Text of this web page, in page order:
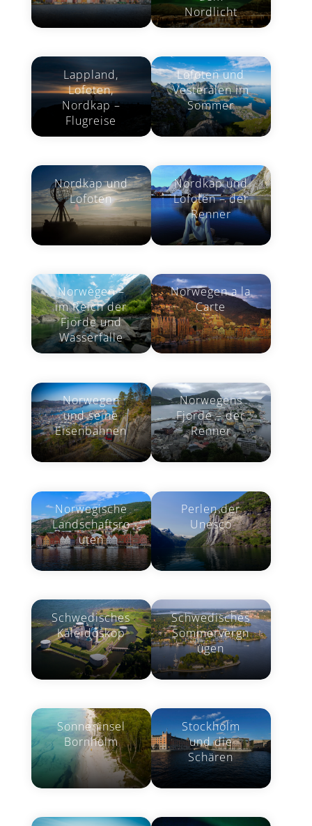
Nordlicht
Lappland,
Lofoten,
Nordkap –
Flugreise
Lofoten und
Vesterålen im
Sommer
Nordkap und
Lofoten
Nordkap und
Lofoten – der
Renner
Norwegen –
im Reich der
Fjorde und
Wasserfälle
Norwegen a la
Carte
Norwegen
und seine
Eisenbahnen
Norwegens
Fjorde – der
Renner
Norwegische
Landschaftsro
uten
Perlen der
Unesco
Schwedisches
Kaleidoskop
Schwedisches
Sommervergn
ügen
Sonneninsel
Bornholm
Stockholm
und die
Schären